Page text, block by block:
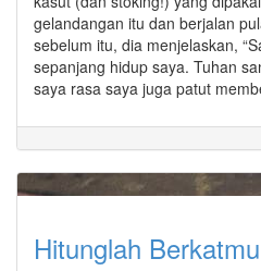
gelandangan itu dan berjalan
sebelum itu, dia menjelaskan,
sepanjang hidup saya. Tuhan
saya rasa saya juga patut
Hitunglah Berkatmu